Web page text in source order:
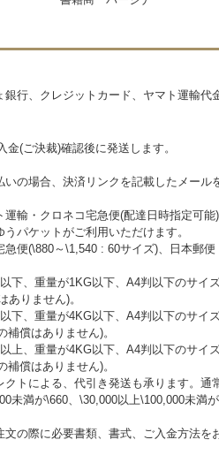
銀行、クレジットカード、ヤマト運輸
(ご決裁)確認後に発送します。
の場合、決済リンクを記載したメール
輸・クロネコ宅急便(配達日時指定可
パケットがご利用いただけます。
急便(\880～\1,540 : 60サイズ)、日本郵
下、重量が1KG以下、A4判以下のサ
ありません)。
下、重量が4KG以下、A4判以下のサ
補償はありません)。
上、重量が4KG以下、A4判以下のサ
補償はありません)。
クトによる、代引き発送も承ります。
未満が\660、\30,000以上\100,000未満
の際に必要書類、書式、ご入金方法を